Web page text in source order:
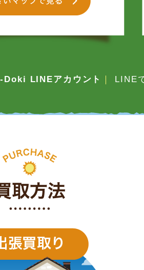
Doki LINEアカウント ｜ LINE